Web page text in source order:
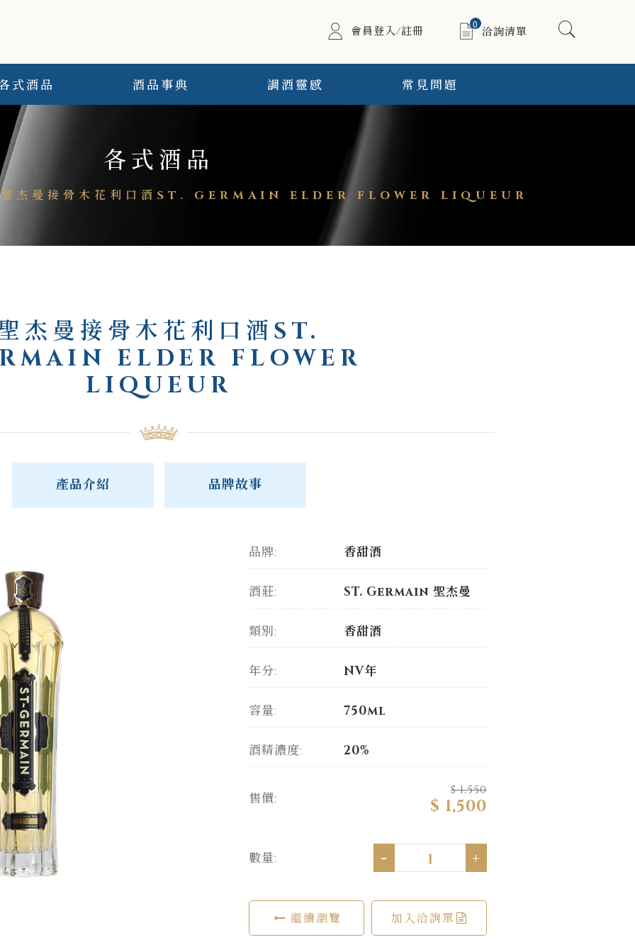
會員登入/註冊 0
洽詢清單
式酒品 酒品事典 調酒靈感 常見問題
各式酒品
聖杰曼接骨木花利口酒ST. GERMAIN ELDER FLOWER LIQUEUR
杰曼接骨木花利口酒ST.
ELDER FLOWER
LIQUEUR
產品介紹 品牌故事
品牌: 香甜酒
酒莊: ST. Germain 聖杰曼
類別: 香甜酒
年分: NV年
容量: 750ml
酒精濃度: 20%
售價:
$ 1,550
$ 1,500
數量: - +
繼續瀏覽 加入洽詢單